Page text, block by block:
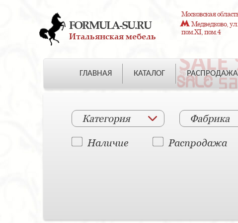
FORMULA-SU.RU
Итальянская мебель
Московская
Медведково,
пом.XI, пом.4
ГЛАВНАЯ КАТАЛОГ РАСПРОДАЖА
Категория Фабрика
Наличие Распродажа